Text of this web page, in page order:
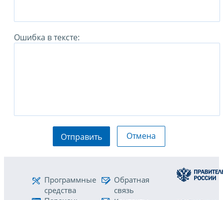
Ошибка в тексте:
Отправить Отмена
Программные
средства
Обратная
связь